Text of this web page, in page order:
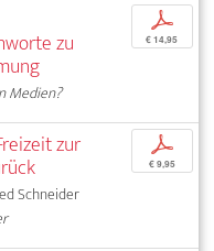
zu
Medien?
p
€ 14,95
zur
Schneider
p
€ 9,95